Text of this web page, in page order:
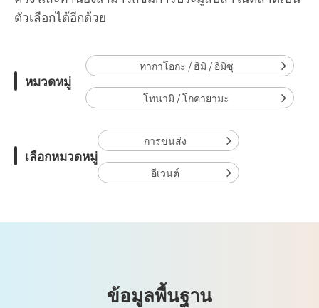
ตัวเลือกได้อีกด้วย
หมวดหมู่
ทากาโอกะ / ฮิมิ / อิมิซุ
โทนามิ / โกคายามะ
เลือกหมวดหมู่
การขนส่ง
อีเวนต์
ข้อมูลพื้นฐาน